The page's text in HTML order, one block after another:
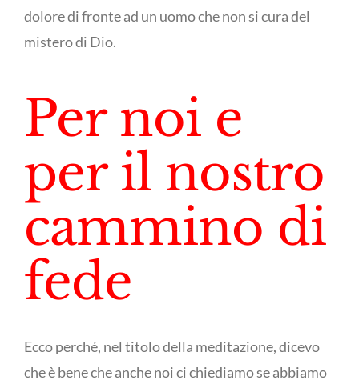
dolore di fronte ad un uomo che non si cura del
mistero di Dio.
Per noi e
per il nostro
cammino di
fede
Ecco perché, nel titolo della meditazione, dicevo
che è bene che anche noi ci chiediamo se abbiamo